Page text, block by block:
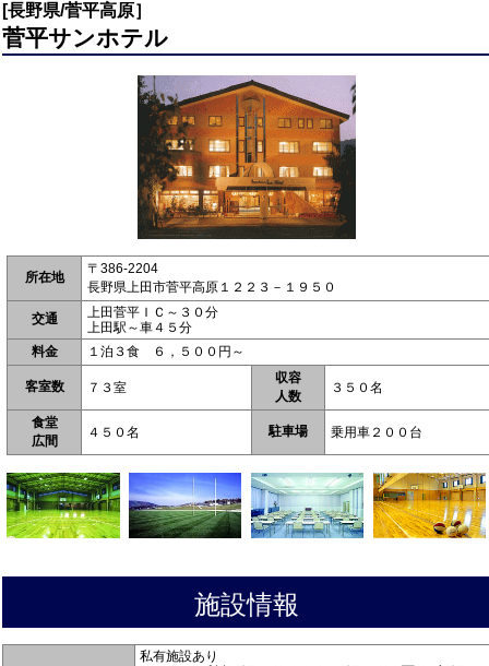
[長野県/菅平高原］
菅平サンホテル
所在地
〒386-2204
長野県上田市菅平高原１２２３－１９５０
交通
上田菅平ＩＣ～３０分
上田駅～車４５分
料金
１泊３食 ６，５００円～
客室数 ７３室
収容
人数
３５０名
食堂
広間
４５０名 駐車場 乗用車２００台
施設情報
私有施設あり